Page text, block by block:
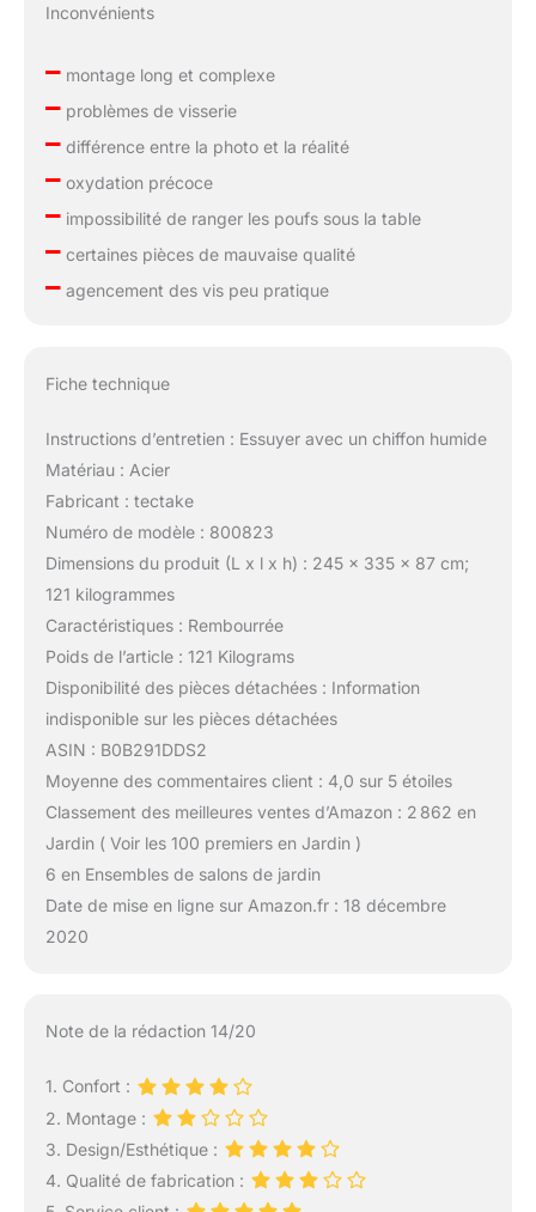
Inconvénients
–montage long et complexe
–problèmes de visserie
–différence entre la photo et la réalité
–oxydation précoce
–impossibilité de ranger les poufs sous la table
–certaines pièces de mauvaise qualité
–agencement des vis peu pratique
Fiche technique
Instructions d’entretien : Essuyer avec un chiffon humide
Matériau : Acier
Fabricant : tectake
Numéro de modèle : 800823
Dimensions du produit (L x l x h) : 245 x 335 x 87 cm;
121 kilogrammes
Caractéristiques : Rembourrée
Poids de l’article : 121 Kilograms
Disponibilité des pièces détachées : Information
indisponible sur les pièces détachées
ASIN : B0B291DDS2
Moyenne des commentaires client : 4,0 sur 5 étoiles
Classement des meilleures ventes d’Amazon : 2 862 en
Jardin ( Voir les 100 premiers en Jardin )
6 en Ensembles de salons de jardin
Date de mise en ligne sur Amazon.fr : 18 décembre
2020
Note de la rédaction 14/20
1. Confort :
2. Montage :
3. Design/Esthétique :
4. Qualité de fabrication :